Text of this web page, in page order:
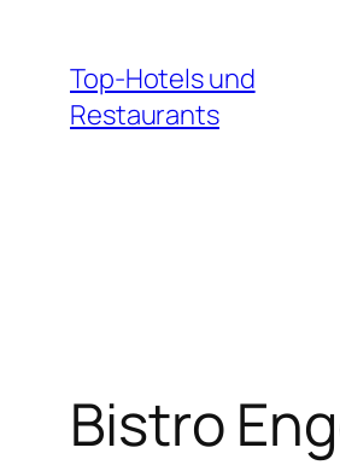
Inhalt
springen
Top-Hotels und
Restaurants
Bistro